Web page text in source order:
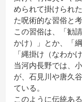
められて掛けられ
た呪術的な習俗と
この習俗は、「勧
かけ）」とか、「
「縄掛け（なわか
当河内長野では、
が、石見川や唐久
ている。
このように伝統あ